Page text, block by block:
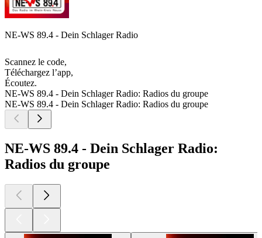
NE-WS 89.4 - Dein Schlager Radio
Scannez le code,
Téléchargez l’app,
Écoutez.
NE-WS 89.4 - Dein Schlager Radio: Radios du groupe
NE-WS 89.4 - Dein Schlager Radio: Radios du groupe
NE-WS 89.4 - Dein Schlager Radio:
Radios du groupe